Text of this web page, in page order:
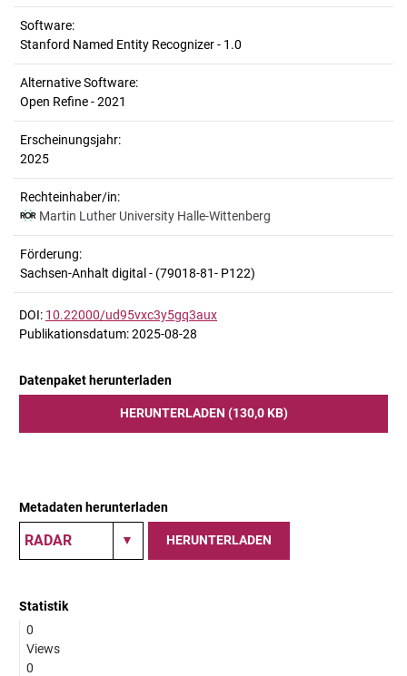
Software:
Stanford Named Entity Recognizer - 1.0
Alternative Software:
Open Refine - 2021
Erscheinungsjahr:
2025
Rechteinhaber/in:
Martin Luther University Halle-Wittenberg
Förderung:
Sachsen-Anhalt digital - (79018-81- P122)
DOI: 10.22000/ud95vxc3y5gq3aux
Publikationsdatum: 2025-08-28
Datenpaket herunterladen
HERUNTERLADEN (130,0 KB)
Metadaten herunterladen
HERUNTERLADEN
Statistik
0
Views
0